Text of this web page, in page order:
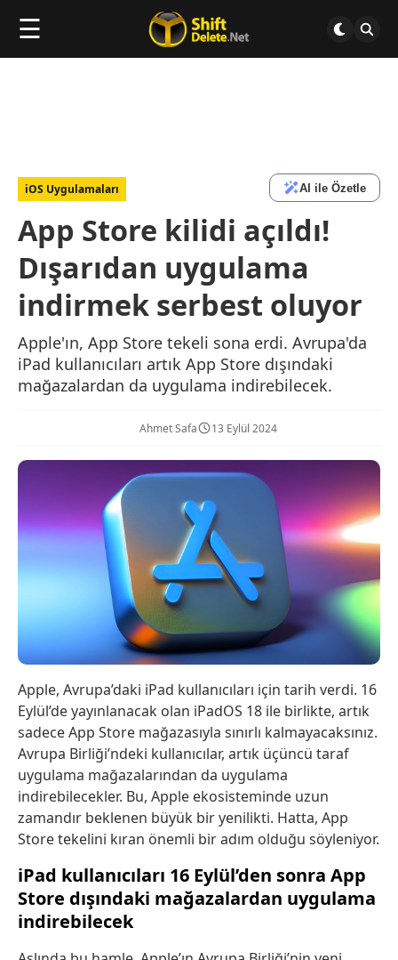
☰
iOS Uygulamaları AI ile Özetle
App Store kilidi açıldı!
Dışarıdan uygulama
indirmek serbest oluyor
Apple'ın, App Store tekeli sona erdi. Avrupa'da
iPad kullanıcıları artık App Store dışındaki
mağazalardan da uygulama indirebilecek.
Ahmet Safa 13 Eylül 2024
Apple, Avrupa’daki iPad kullanıcıları için tarih verdi. 16
Eylül’de yayınlanacak olan iPadOS 18 ile birlikte, artık
sadece App Store mağazasıyla sınırlı kalmayacaksınız.
Avrupa Birliği’ndeki kullanıcılar, artık üçüncü taraf
uygulama mağazalarından da uygulama
indirebilecekler. Bu, Apple ekosisteminde uzun
zamandır beklenen büyük bir yenilikti. Hatta, App
Store tekelini kıran önemli bir adım olduğu söyleniyor.
iPad kullanıcıları 16 Eylül’den sonra App
Store dışındaki mağazalardan uygulama
indirebilecek